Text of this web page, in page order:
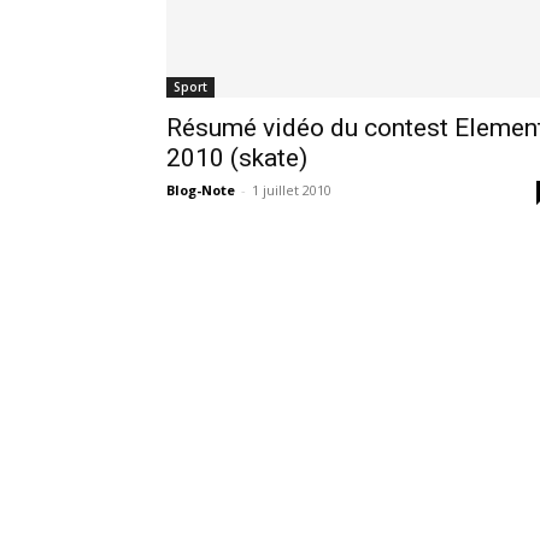
Sport
Résumé vidéo du contest
2010 (skate)
Blog-Note - 1 juillet 2010